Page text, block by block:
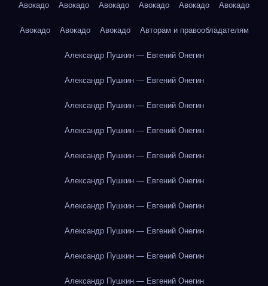
Авокадо Авокадо Авокадо Авокадо Авокадо Авокадо
Авокадо Авокадо Авокадо Авторам и правообладателям
Александр Пушкин — Евгений Онегин
Александр Пушкин — Евгений Онегин
Александр Пушкин — Евгений Онегин
Александр Пушкин — Евгений Онегин
Александр Пушкин — Евгений Онегин
Александр Пушкин — Евгений Онегин
Александр Пушкин — Евгений Онегин
Александр Пушкин — Евгений Онегин
Александр Пушкин — Евгений Онегин
Александр Пушкин — Евгений Онегин